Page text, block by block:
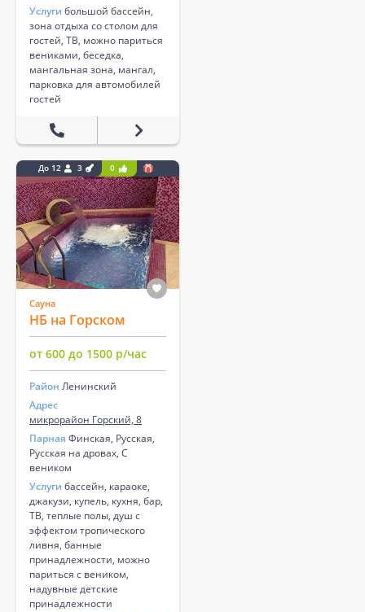
Услуги большой бассейн,
зона отдыха со столом для
гостей, ТВ, можно париться
вениками, беседка,
мангальная зона, мангал,
парковка для автомобилей
гостей
До 12 3 0
Сауна
НБ на Горском
от 600 до 1500 р/час
Район Ленинский
Адрес
микрорайон Горский, 8
Парная Финская, Русская,
Русская на дровах, С
веником
Услуги бассейн, караоке,
джакузи, купель, кухня, бар,
ТВ, теплые полы, душ с
эффектом тропического
ливня, банные
принадлежности, можно
париться с веником,
надувные детские
принадлежности